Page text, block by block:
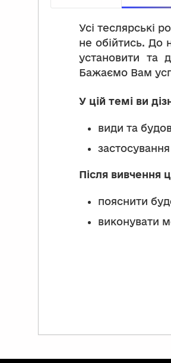
Усі теслярські
не обійтись. До
установити та
Бажаємо Вам
У цій темі ви
види та
Після вивчення
пояснити
виконувати